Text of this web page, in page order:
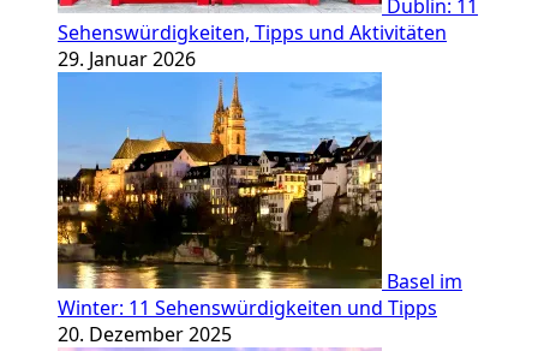
Dublin: 11
Sehenswürdigkeiten, Tipps und Aktivitäten
29. Januar 2026
Basel im
Winter: 11 Sehenswürdigkeiten und Tipps
20. Dezember 2025